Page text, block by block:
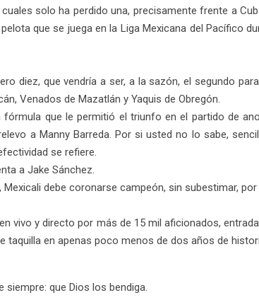
solo ha perdido una, precisamente frente a
que se juega en la Liga Mexicana del Pacífico
diez, que vendría a ser, a la sazón, el segundo
Venados de Mazatlán y Yaquis de Obregón.
que le permitió el triunfo en el partido de
a Manny Barreda. Por si usted no lo sabe,
se refiere.
a Jake Sánchez.
debe coronarse campeón, sin subestimar,
vivo y directo por más de 15 mil aficionados,
taquilla en apenas poco menos de dos años de
que Dios los bendiga.